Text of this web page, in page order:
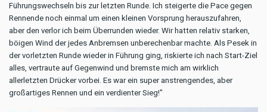
Führungswechseln bis zur letzten Runde. Ich steigerte die Pace gegen
Rennende noch einmal um einen kleinen Vorsprung herauszufahren,
aber den verlor ich beim Überrunden wieder. Wir hatten relativ starken,
böigen Wind der jedes Anbremsen unberechenbar machte. Als Pesek in
der vorletzten Runde wieder in Führung ging, riskierte ich nach Start-Ziel
alles, vertraute auf Gegenwind und bremste mich am wirklich
allerletzten Drücker vorbei. Es war ein super anstrengendes, aber
großartiges Rennen und ein verdienter Sieg!"